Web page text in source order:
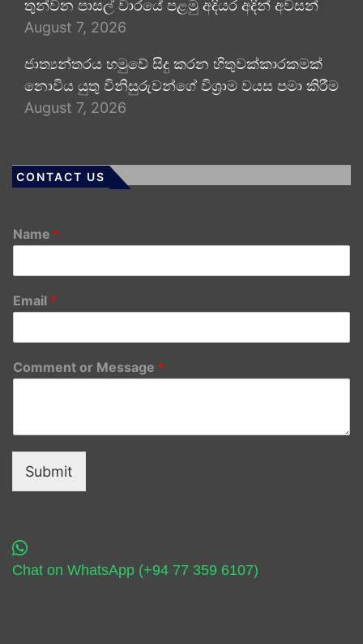
තුන්වන පාසල් වාරයේ පළමු අදියර අදින් අවසන්
August 7, 2026
ජාත්‍යන්තරය හමුවේ සිදු කරන හිතුවක්කාරකමක්
නොවිය යුතු විනිසුරුවන්ගේ විශ්‍රාම වයස පමා කිරීම
August 7, 2026
CONTACT US
Name *
Email *
Comment or Message *
Submit
Chat on WhatsApp (+94 77 359 6107)